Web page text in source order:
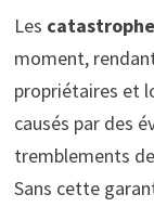
Les
moment,
propriétaires et
causés par des
tremblements
Sans cette